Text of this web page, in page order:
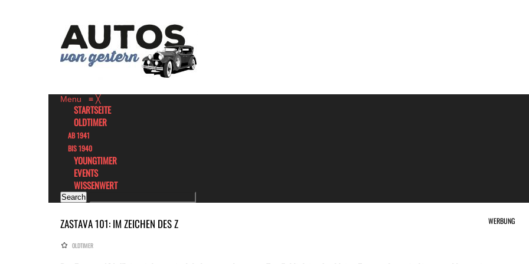
Menu ≡ ╳
STARTSEITE
OLDTIMER
AB 1941
BIS 1940
YOUNGTIMER
EVENTS
WISSENWERT
ZASTAVA 101: IM ZEICHEN DES Z WERBUNG
OLDTIMER